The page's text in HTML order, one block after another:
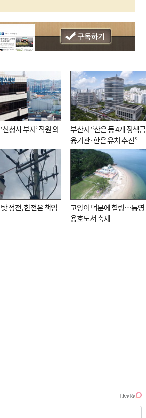
신청사 부지’ 직원 의
부산시 “산은 등 4개 정책금
융기관·한은 유치 추진”
정전, 한전은 책임
고양이 덕분에 힐링…통영
용호도서 축제